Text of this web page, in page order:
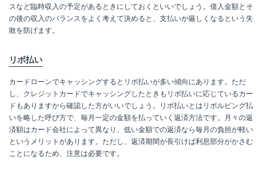
スなど臨時収入の予定があるときにしておくといいでしょう。借入金額とそ
の後の収入のバランスをよく考えて決めると、支払いが厳しくなるという失
敗を防げます。
リボ払い
カードローンでキャッシングするとリボ払いが多い傾向にあります。ただ
し、クレジットカードでキャッシングしたときもリボ払いに応じているカー
ドもありますから確認した方がいいでしょう。リボ払いとはリボルビング払
いを略した呼び方で、毎月一定の金額を払っていく返済方法です。月々の返
済額はカード会社によって異なり、低い金額での返済なら毎月の負担が軽い
というメリットがあります。ただし、返済期間が長引けば利息部分がかさむ
ことになるため、注意は必要です。